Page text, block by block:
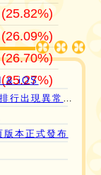
297,533
297,296
285,480
276,359
& iOS
本正式發布